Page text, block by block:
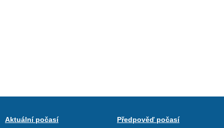
Aktuální počasí
Předpověď počasí